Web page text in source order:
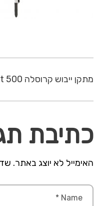
מתקן ייבוש קרוסלה LinoLift 500
כתיבת
האימייל לא יוצג באתר.